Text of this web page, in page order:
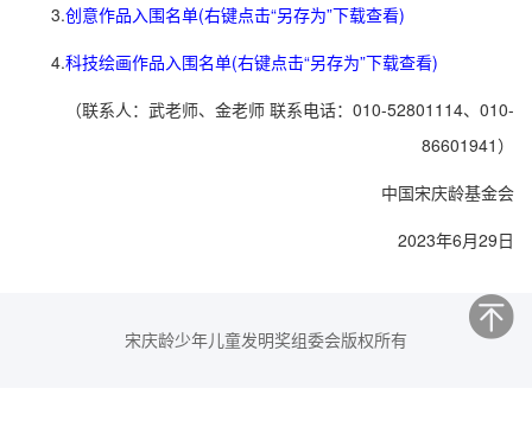
3.创意作品入围名单(右键点击“另存为”下载查看)
4.科技绘画作品入围名单(右键点击“另存为”下载查看)
（联系人：武老师、金老师 联系电话：010-52801114、010-
86601941）
中国宋庆龄基金会
2023年6月29日
宋庆龄少年儿童发明奖组委会版权所有